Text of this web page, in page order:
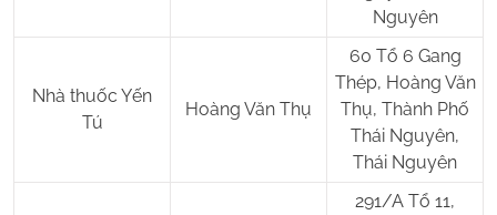
Nguyên
Nhà thuốc Yến
Tú
Hoàng Văn Thụ
60 Tổ 6 Gang
Thép, Hoàng Văn
Thụ, Thành Phố
Thái Nguyên,
Thái Nguyên
291/A Tổ 11,